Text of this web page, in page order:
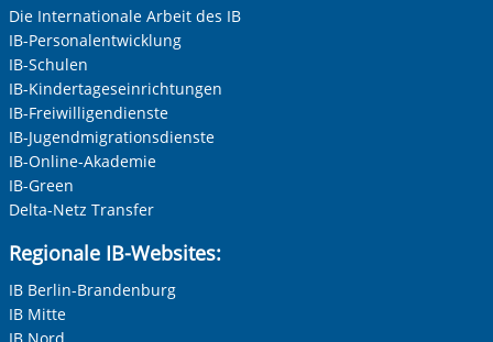
Die Internationale Arbeit des IB
IB-Personalentwicklung
IB-Schulen
IB-Kindertageseinrichtungen
IB-Freiwilligendienste
IB-Jugendmigrationsdienste
IB-Online-Akademie
IB-Green
Delta-Netz Transfer
Regionale IB-Websites:
IB Berlin-Brandenburg
IB Mitte